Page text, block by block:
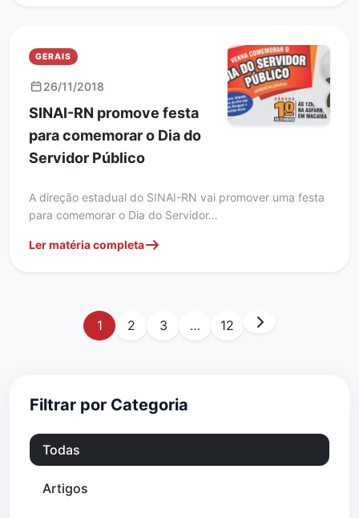
Filtrar por Categoria
Todas
Artigos
GERAIS
26/11/2018
SINAI-RN promove festa
para comemorar o Dia do
Servidor Público
A direção estadual do SINAI-RN vai promover uma festa
para comemorar o Dia do Servidor…
Ler matéria completa
1 2 3 … 12